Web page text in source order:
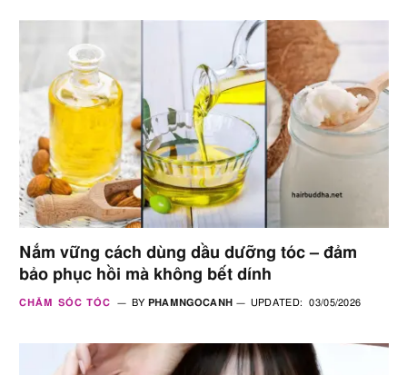
Nắm vững cách dùng dầu dưỡng tóc – đảm
bảo phục hồi mà không bết dính
CHĂM SÓC TÓC BY PHAMNGOCANH UPDATED: 03/05/2026